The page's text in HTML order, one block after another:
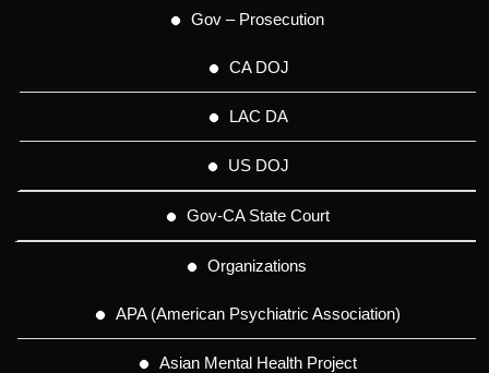
Gov – Prosecution
CA DOJ
LAC DA
US DOJ
Gov-CA State Court
Organizations
APA (American Psychiatric Association)
Asian Mental Health Project